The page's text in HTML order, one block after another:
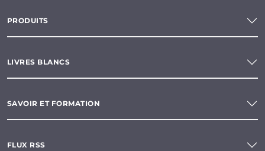
PRODUITS
LIVRES BLANCS
SAVOIR ET FORMATION
FLUX RSS